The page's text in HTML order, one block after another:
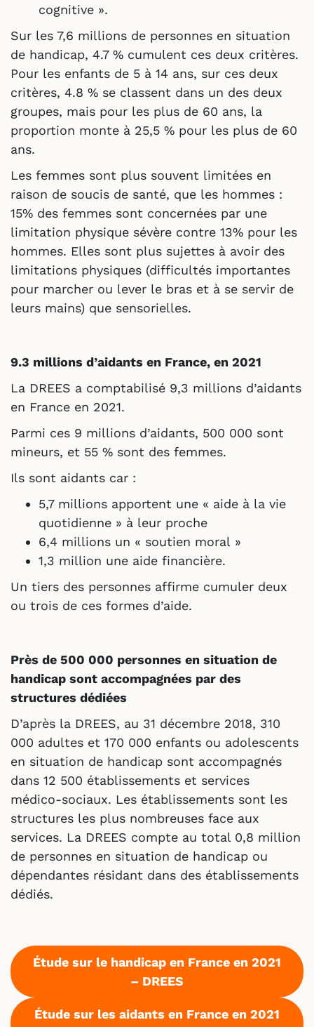
cognitive ».
Sur les 7,6 millions de personnes en situation
de handicap, 4.7 % cumulent ces deux critères.
Pour les enfants de 5 à 14 ans, sur ces deux
critères, 4.8 % se classent dans un des deux
groupes, mais pour les plus de 60 ans, la
proportion monte à 25,5 % pour les plus de 60
ans.
Les femmes sont plus souvent limitées en
raison de soucis de santé, que les hommes :
15% des femmes sont concernées par une
limitation physique sévère contre 13% pour les
hommes. Elles sont plus sujettes à avoir des
limitations physiques (difficultés importantes
pour marcher ou lever le bras et à se servir de
leurs mains) que sensorielles.
9.3 millions d’aidants en France, en 2021
La DREES a comptabilisé 9,3 millions d’aidants
en France en 2021.
Parmi ces 9 millions d’aidants, 500 000 sont
mineurs, et 55 % sont des femmes.
Ils sont aidants car :
5,7 millions apportent une « aide à la vie
quotidienne » à leur proche
6,4 millions un « soutien moral »
1,3 million une aide financière.
Un tiers des personnes affirme cumuler deux
ou trois de ces formes d’aide.
Près de 500 000 personnes en situation de
handicap sont accompagnées par des
structures dédiées
D’après la DREES, au 31 décembre 2018, 310
000 adultes et 170 000 enfants ou adolescents
en situation de handicap sont accompagnés
dans 12 500 établissements et services
médico-sociaux. Les établissements sont les
structures les plus nombreuses face aux
services. La DREES compte au total 0,8 million
de personnes en situation de handicap ou
dépendantes résidant dans des établissements
dédiés.
Étude sur le handicap en France en 2021
– DREES
Étude sur les aidants en France en 2021